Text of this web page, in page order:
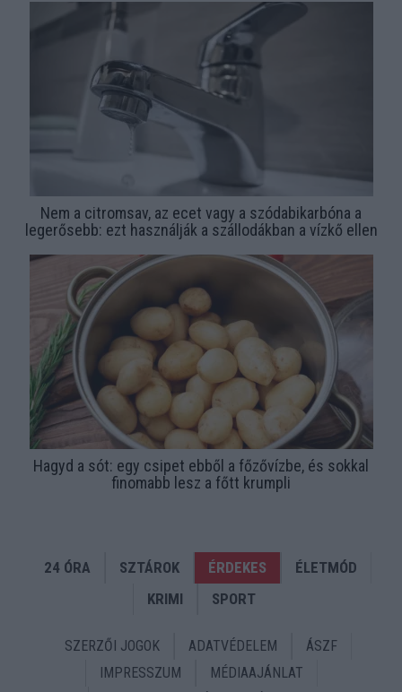
Nem a citromsav, az ecet vagy a szódabikarbóna a
legerősebb: ezt használják a szállodákban a vízkő ellen
Hagyd a sót: egy csipet ebből a főzővízbe, és sokkal
finomabb lesz a főtt krumpli
24 ÓRA SZTÁROK ÉRDEKES
ÉLETMÓD
KRIMI
SPORT
SZERZŐI JOGOK ADATVÉDELEM
ÁSZF
IMPRESSZUM
MÉDIAAJÁNLAT